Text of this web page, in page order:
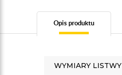
Opis produktu
WYMIARY LISTWY